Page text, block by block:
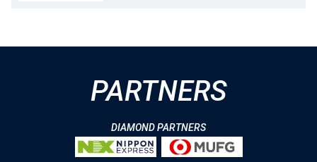
PARTNERS
DIAMOND PARTNERS